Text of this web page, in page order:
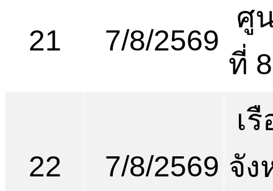
21 7/8/2569
ศู
ที่
22 7/8/2569
เ
จัง